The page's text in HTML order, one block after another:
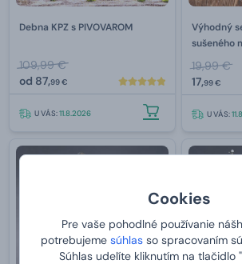
Cookies
Pre vaše pohodlné používanie
potrebujeme súhlas so spracovaním
Súhlas udelíte kliknutím na tlačidlo
Debna KPZ s PIVOVAROM
109,99 €
od 87,99 €
U VÁS:11.8.2026
Výhodný
sušeného
19,99 €
17,99 €
U VÁS: